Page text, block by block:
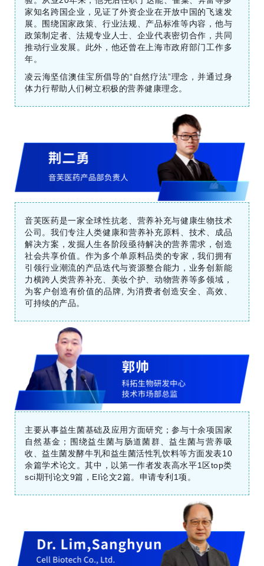
家知名跨国企业，见证了外资企业在开放中国的飞速发
展。围绕国家政策、行业法规、产品标准等内容，他与
政策制定者、法规专业人士、企业代表密切合作，共同
推动行业发展。此外，他还曾在上海市政府部门工作多
年。
凌云海坚信澳佳宝所倡导的“自然疗法”理念，并通过身
体力行帮助人们树立积极的营养健康理念。
音芙医药是一家全球性抗老、营养补充与健康生物技术
公司。我们专注人类健康和营养补充原料、技术、成品
解决方案，发掘人生各阶段亟待解决的营养需求，创造
社会共享价值。作为多个单原料品类的专家，我们拥有
引领行业潮流的产品迭代与资源整合能力，业务创新能
力横跨人类营养补充、美妆个护、动物营养等多领域，
为客户创造有价值的品牌, 为消费者创造安全、高效、
可持续的产品。
主要从事益生菌基础及应用方面研究；参与十余项国家
自然基金；围绕益生菌与肠道菌群、益生菌与营养吸
收、益生菌发酵牛乳和益生菌活性乳饮料等方面发表10
余篇学术论文。其中，以第一作者发表高水平1区top类
sci期刊论文9篇，EI论文2篇。申请专利1项。